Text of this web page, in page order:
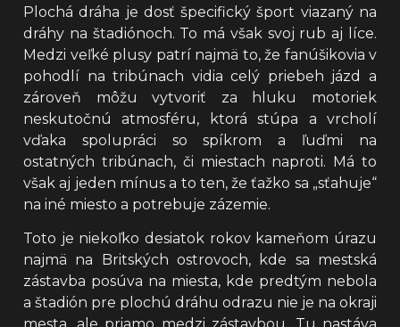
Plochá dráha je dosť špecifický šport viazaný na
dráhy na štadiónoch. To má však svoj rub aj líce.
Medzi veľké plusy patrí najmä to, že fanúšikovia v
pohodlí na tribúnach vidia celý priebeh jázd a
zároveň môžu vytvoriť za hluku motoriek
neskutočnú atmosféru, ktorá stúpa a vrcholí
vďaka spolupráci so spíkrom a ľuďmi na
ostatných tribúnach, či miestach naproti. Má to
však aj jeden mínus a to ten, že ťažko sa „sťahuje“
na iné miesto a potrebuje zázemie.
Toto je niekoľko desiatok rokov kameňom úrazu
najmä na Britských ostrovoch, kde sa mestská
zástavba posúva na miesta, kde predtým nebola
a štadión pre plochú dráhu odrazu nie je na okraji